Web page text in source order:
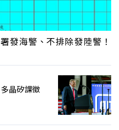
發海警、不排除發陸警！
晶矽課徵